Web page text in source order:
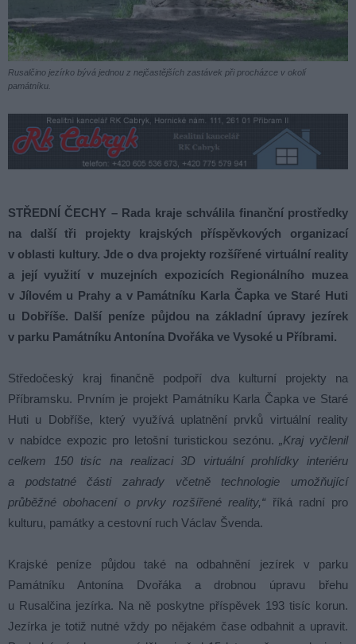
Rusalčino jezírko bývá jednou z nejčastějších zastávek při procházce v okolí
památníku.
STŘEDNÍ ČECHY – Rada kraje schválila finanční prostředky
na další tři projekty krajských příspěvkových organizací
v oblasti kultury. Jde o dva projekty rozšířené virtuální reality
a její využití v muzejních expozicích Regionálního muzea
v Jílovém u Prahy a v Památníku Karla Čapka ve Staré Huti
u Dobříše. Další peníze půjdou na základní úpravy jezírek
v parku Památníku Antonína Dvořáka ve Vysoké u Příbrami.
Středočeský kraj finančně podpoří dva kulturní projekty na
Příbramsku. Prvním je projekt Památníku Karla Čapka ve Staré
Huti u Dobříše, který využívá uplatnění prvků virtuální reality
v nabídce expozic pro letošní turistickou sezónu.„Kraj vyčlenil
celkem 150 tisíc na realizaci 3D virtuální prohlídky interiéru
a podstatné části zahrady včetně technologie umožňující
průběžné obohacení o prvky rozšířené reality,“ říká radní pro
kulturu, památky a cestovní ruch Václav Švenda.
Krajské peníze půjdou také na odbahnění jezírek v parku
Památníku Antonína Dvořáka a drobnou úpravu břehu
u Rusalčina jezírka. Na ně poskytne příspěvek 193 tisíc korun.
Jezírka je totiž nutné vždy po nějakém čase odbahnit a upravit.